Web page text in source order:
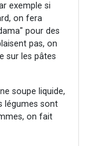
exemple si
on fera
pour des
pas, on
sur les pâtes
soupe liquide,
légumes sont
on fait